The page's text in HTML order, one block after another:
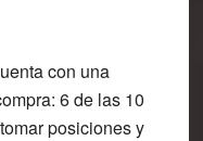
con una
6 de las 10
posiciones y